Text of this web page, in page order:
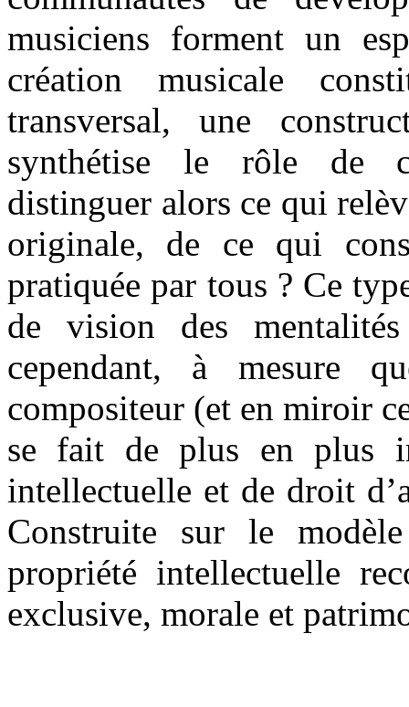
musiciens forment un
création musicale
transversal, une
synthétise le rôle de
distinguer alors ce qui
originale, de ce qui
pratiquée par tous ? Ce
de vision des
cependant, à mesure
compositeur (et en miroir
se fait de plus en plus
intellectuelle et de droit
Construite sur le
propriété intellectuelle
exclusive, morale et